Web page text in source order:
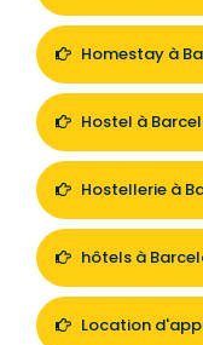
Homestay à
Hostel à
Hostellerie à
hôtels à
Location